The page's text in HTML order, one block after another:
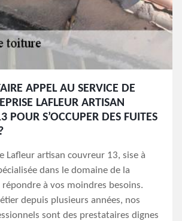
APPEL AU SERVICE DE
LAFLEUR ARTISAN
POUR S’OCCUPER DES FUITES
Lafleur artisan couvreur 13, sise à
dans le domaine de la
à vos moindres besoins.
depuis plusieurs années, nos
sont des prestataires dignes